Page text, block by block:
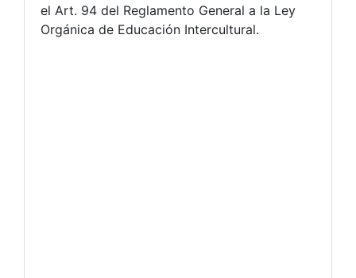
el Art. 94 del Reglamento General a la Ley
Orgánica de Educación Intercultural.